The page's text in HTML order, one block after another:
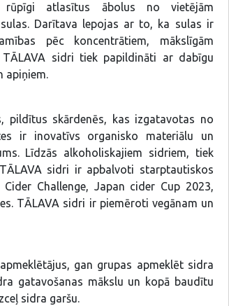
atlasītus ābolus no vietējām
Darītava lepojas ar to, ka sulas ir
pēc koncentrātiem, mākslīgām
TĀLAVA sidri tiek papildināti ar dabīgu
apiņiem.
pildītus skārdenēs, kas izgatavotas no
ir inovatīvs organisko materiālu un
Līdzās alkoholiskajiem sidriem, tiek
sidri ir apbalvoti starptautiskos
Challenge, Japan cider Cup 2023,
TĀLAVA sidri ir piemēroti vegānam un
gan grupas apmeklēt sidra
gatavošanas mākslu un kopā baudītu
sidra garšu.